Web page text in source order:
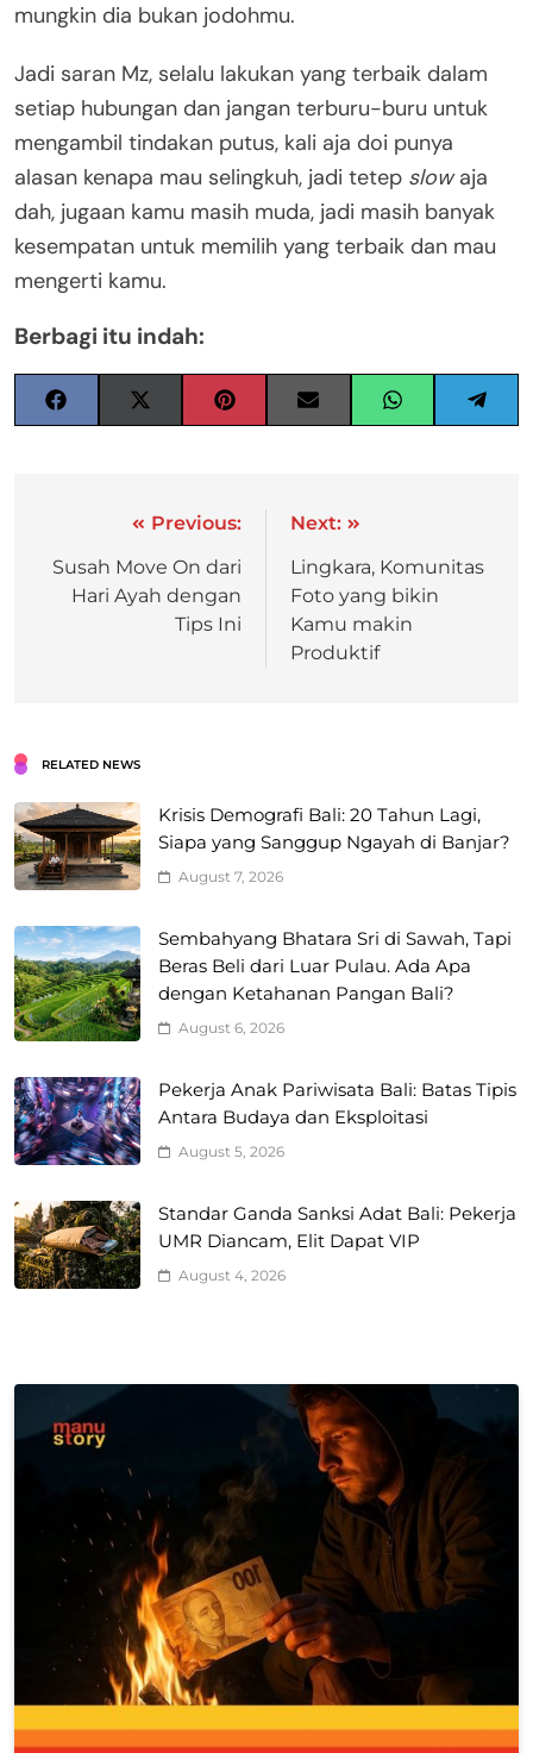
mungkin dia bukan jodohmu.
Jadi saran Mz, selalu lakukan yang terbaik dalam
setiap hubungan dan jangan terburu-buru untuk
mengambil tindakan putus, kali aja doi punya
alasan kenapa mau selingkuh, jadi tetep slowaja
dah, jugaan kamu masih muda, jadi masih banyak
kesempatan untuk memilih yang terbaik dan mau
mengerti kamu.
Berbagi itu indah:
Previous:
Susah Move On dari
Hari Ayah dengan
Tips Ini
Next:
Lingkara, Komunitas
Foto yang bikin
Kamu makin
Produktif
RELATED NEWS
Krisis Demografi Bali: 20 Tahun Lagi,
Siapa yang Sanggup Ngayah di Banjar?
August 7, 2026
Sembahyang Bhatara Sri di Sawah, Tapi
Beras Beli dari Luar Pulau. Ada Apa
dengan Ketahanan Pangan Bali?
August 6, 2026
Pekerja Anak Pariwisata Bali: Batas Tipis
Antara Budaya dan Eksploitasi
August 5, 2026
Standar Ganda Sanksi Adat Bali: Pekerja
UMR Diancam, Elit Dapat VIP
August 4, 2026